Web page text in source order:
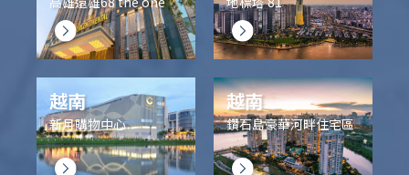
越南
新月購物中心
越南
鑽石島豪華河畔住宅區